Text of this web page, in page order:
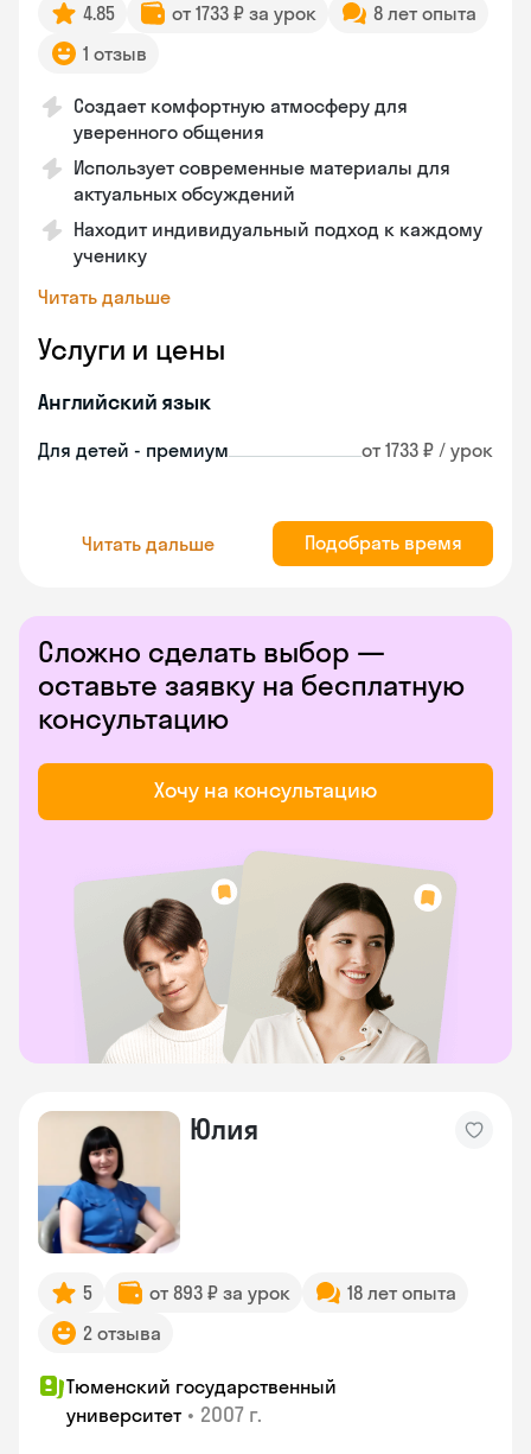
4.85 от 1733 ₽ за урок
8 лет опыта
1 отзыв
Создает комфортную атмосферу для
уверенного общения
Использует современные материалы для
актуальных обсуждений
Находит индивидуальный подход к каждому
ученику
Читать дальше
Услуги и цены
Английский язык
Для детей - премиум от 1733 ₽ / урок
Читать дальше Подобрать время
Сложно сделать выбор —
оставьте заявку на бесплатную
консультацию
Хочу на консультацию
Юлия
5 от 893 ₽ за урок
18 лет опыта
2 отзыва
Тюменский государственный
университет • 2007 г.